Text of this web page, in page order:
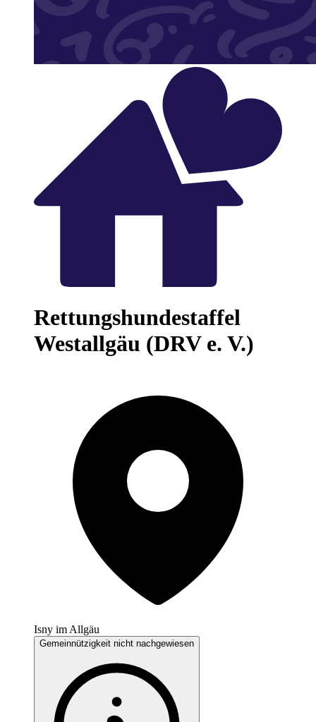
Rettungshundestaffel
Westallgäu (DRV e. V.)
Isny im Allgäu
Gemeinnützigkeit nicht nachgewiesen